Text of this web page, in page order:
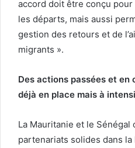
accord doit être conçu
les départs, mais aussi
gestion des retours et de
migrants ».
Des actions passées et en
déjà en place mais à
La Mauritanie et le Sénégal
partenariats solides dans